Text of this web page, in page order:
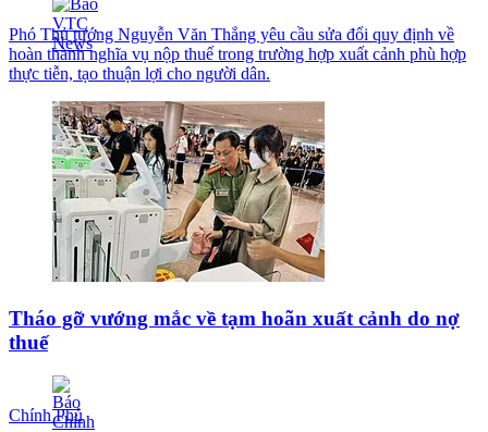
Phó Thủ tướng Nguyễn Văn Thắng yêu cầu sửa đổi quy định về
hoàn thành nghĩa vụ nộp thuế trong trường hợp xuất cảnh phù hợp
thực tiễn, tạo thuận lợi cho người dân.
Tháo gỡ vướng mắc về tạm hoãn xuất cảnh do nợ
thuế
Chính Phủ